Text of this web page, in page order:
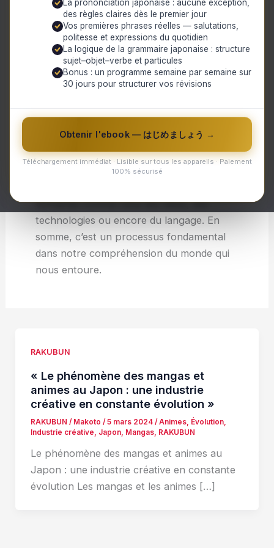
La prononciation japonaise : aucune exception,
des règles claires dès le premier jour
Vos premières phrases réelles — salutations,
politesse et expressions du quotidien
La logique de la grammaire japonaise : structure
sujet–objet–verbe et particules
Bonus : un programme semaine par semaine sur
30 jours pour structurer vos révisions
Obtenir l'ebook — はじめましょう →
Téléchargement immédiat · Lisible sur tous les appareils · Paiement
100% sécurisé
biologie, car elle explique l’apparition des
différentes espèces sur Terre et leur lien
de parenté. Elle repose sur la théorie de la
sélection naturelle proposée par Charles
Darwin, selon laquelle les individus les
chances de transmettre leurs
caractéristiques à leur descendance.
Mais l’évolution ne concerne pas
seulement les êtres vivants, elle peut
domaines comme celui des idées, des
technologies ou encore du langage. En
somme, c’est un processus fondamental
dans notre compréhension du monde qui
nous entoure.
RAKUBUN
« Le phénomène des mangas et
animes au Japon : une industrie
créative en constante évolution »
RAKUBUN / Makoto / 5 mars 2024 / Animes, Évolution,
Industrie créative, Japon, Mangas, RAKUBUN
Le phénomène des mangas et animes au
Japon : une industrie créative en constante
évolution Les mangas et les animes […]